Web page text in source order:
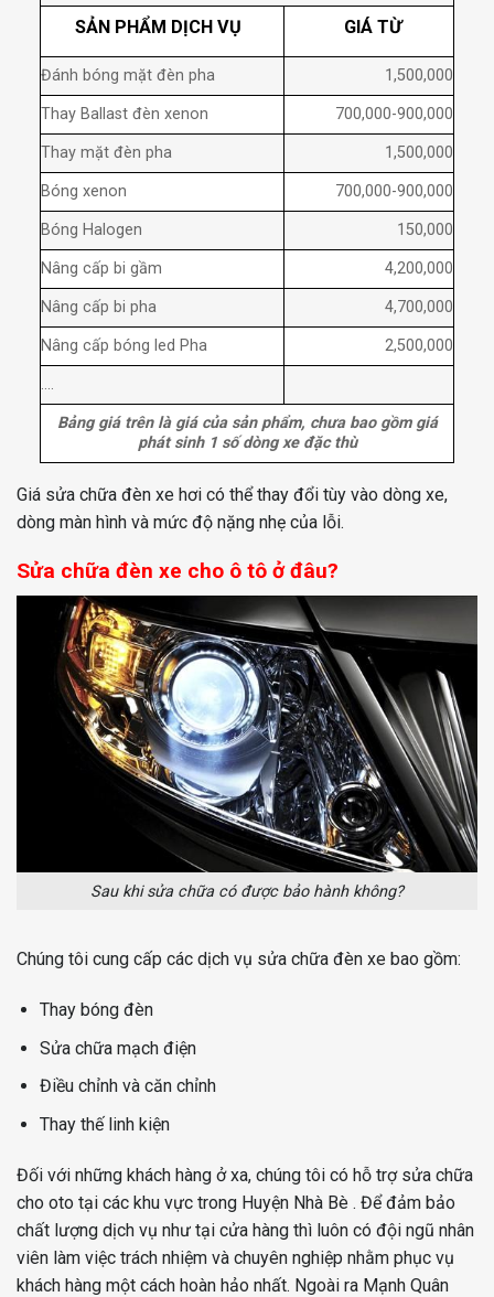
SẢN PHẨM DỊCH VỤ GIÁ TỪ
Đánh bóng mặt đèn pha 1,500,000
Thay Ballast đèn xenon 700,000-900,000
Thay mặt đèn pha 1,500,000
Bóng xenon 700,000-900,000
Bóng Halogen 150,000
Nâng cấp bi gầm 4,200,000
Nâng cấp bi pha 4,700,000
Nâng cấp bóng led Pha 2,500,000
....
Bảng giá trên là giá của sản phẩm, chưa bao gồm giá
phát sinh 1 số dòng xe đặc thù
Giá sửa chữa đèn xe hơi có thể thay đổi tùy vào dòng xe,
dòng màn hình và mức độ nặng nhẹ của lỗi.
Sửa chữa đèn xe cho ô tô ở đâu?
Sau khi sửa chữa có được bảo hành không?
Chúng tôi cung cấp các dịch vụ sửa chữa đèn xe bao gồm:
Thay bóng đèn
Sửa chữa mạch điện
Điều chỉnh và căn chỉnh
Thay thế linh kiện
Đối với những khách hàng ở xa, chúng tôi có hỗ trợ sửa chữa
cho oto tại các khu vực trong Huyện Nhà Bè . Để đảm bảo
chất lượng dịch vụ như tại cửa hàng thì luôn có đội ngũ nhân
viên làm việc trách nhiệm và chuyên nghiệp nhằm phục vụ
khách hàng một cách hoàn hảo nhất. Ngoài ra Mạnh Quân